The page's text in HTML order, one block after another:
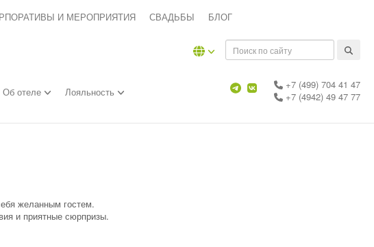
И МЕРОПРИЯТИЯ СВАДЬБЫ БЛОГ
Об отеле Лояльность
+7 (499) 704 41 47
+7 (4942) 49 47 77
желанным гостем.
и приятные сюрпризы.